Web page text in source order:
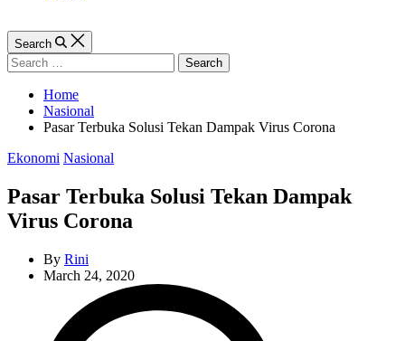
Search
Search
for:
Home
Nasional
Pasar Terbuka Solusi Tekan Dampak Virus Corona
Categories
Ekonomi Nasional
Pasar Terbuka Solusi Tekan Dampak
Virus Corona
By Rini
March 24, 2020